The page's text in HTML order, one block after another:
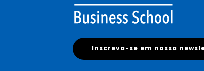
Inscreva-se em nossa